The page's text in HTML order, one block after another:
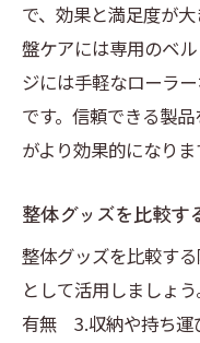
整体用品で
法
整体施術時に
整体施術前
整体を受け
整体施術時
施術時に整
整体施術着
で、効果と満足度が
盤ケアには専用のベ
ジには手軽なローラ
です。信頼できる製
がより効果的になりま
整体グッズを比較す
整体グッズを比較す
として活用しましょ
有無 3.収納や持ち運